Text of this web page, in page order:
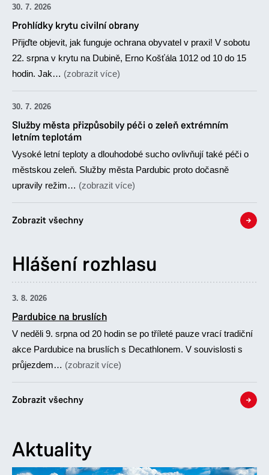
30. 7. 2026
Prohlídky krytu civilní obrany
Přijďte objevit, jak funguje ochrana obyvatel v praxi! V sobotu
22. srpna v krytu na Dubině, Erno Košťála 1012 od 10 do 15
hodin. Jak… (zobrazit více)
30. 7. 2026
Služby města přizpůsobily péči o zeleň extrémním
letním teplotám
Vysoké letní teploty a dlouhodobé sucho ovlivňují také péči o
městskou zeleň. Služby města Pardubic proto dočasně
upravily režim… (zobrazit více)
Zobrazit všechny
Hlášení rozhlasu
3. 8. 2026
Pardubice na bruslích
V neděli 9. srpna od 20 hodin se po tříleté pauze vrací tradiční
akce Pardubice na bruslích s Decathlonem. V souvislosti s
průjezdem… (zobrazit více)
Zobrazit všechny
Aktuality